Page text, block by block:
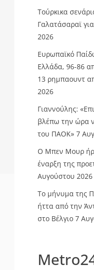
Τούρκικα
Γαλατάσαραϊ
2026
Ευρωπαϊκό
Ελλάδα, 96-86
13 ρημπαουντ
2026
Γιαννούλης:
βλέπω την ώρα
του ΠΑΟΚ» 7
O Mπεν Μουρ
έναρξη της
Αυγούστου 2026
Το μήνυμα της
ήττα από την
στο Βέλγιο 7